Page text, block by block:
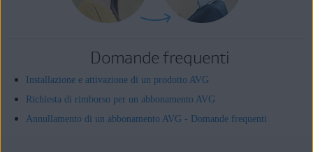
Domande frequenti
Installazione e attivazione di un prodotto AVG
Richiesta di rimborso per un abbonamento AVG
Annullamento di un abbonamento AVG - Domande frequenti